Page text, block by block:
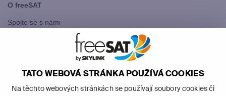
TATO WEBOVÁ STRÁNKA POUŽÍVÁ COOKIES
Na těchto webových stránkách se používají soubory cookies či
O freeSAT
Spojte se s námi